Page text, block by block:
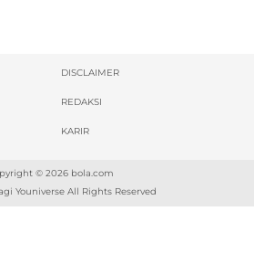
DISCLAIMER
REDAKSI
KARIR
© 2026 bola.com
Youniverse All Rights Reserved